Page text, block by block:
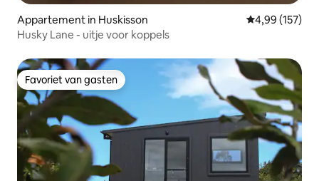
Appartement in Huskisson Gemiddelde
4,99 (157)
Husky Lane - uitje voor koppels
Favoriet van gasten
Favoriet van gasten